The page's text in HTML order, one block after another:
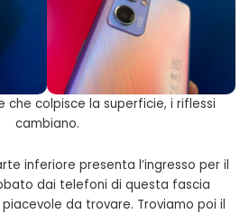
che colpisce la superficie, i riflessi
cambiano.
inferiore presenta l’ingresso per il
dai telefoni di questa fascia
da trovare. Troviamo poi il